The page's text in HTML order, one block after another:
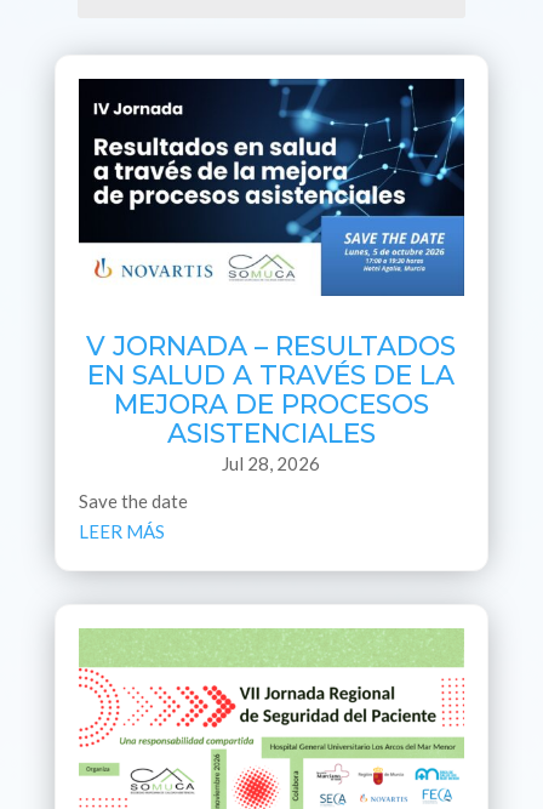
V JORNADA – RESULTADOS
EN SALUD A TRAVÉS DE LA
MEJORA DE PROCESOS
ASISTENCIALES
Jul 28, 2026
Save the date
LEER MÁS